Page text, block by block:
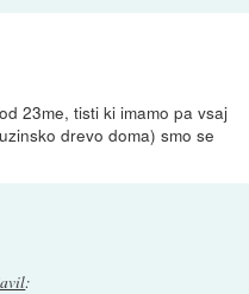
23me, tisti ki imamo pa vsaj
drevo doma) smo se
: